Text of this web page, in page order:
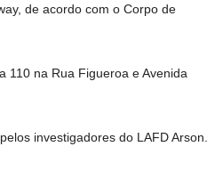
de acordo com o Corpo de
110 na Rua Figueroa e Avenida
investigadores do LAFD Arson.